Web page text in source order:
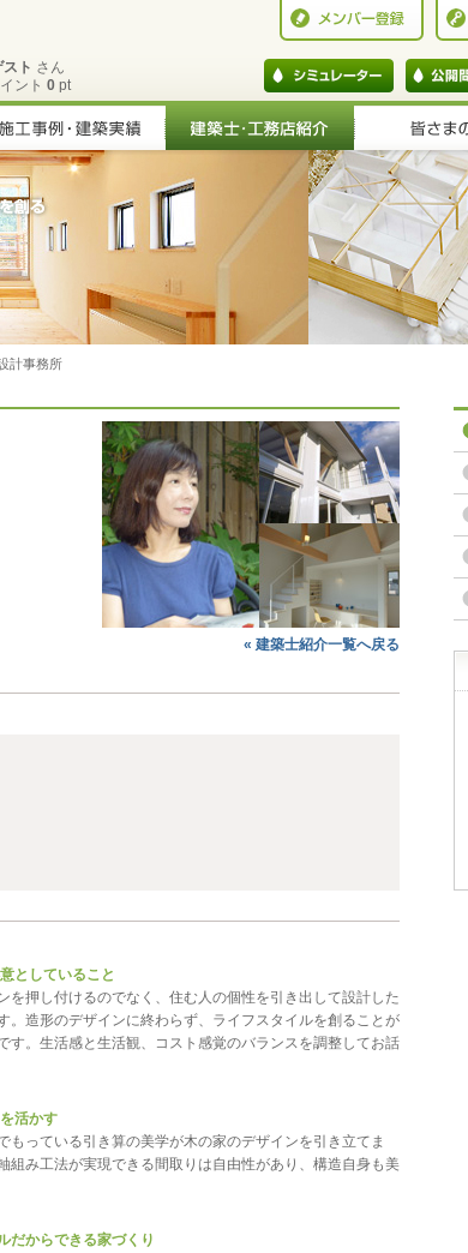
スト さん
ント 0 pt
計事務所
« 建築士紹介一覧へ戻る
としていること
を押し付けるのでなく、住む人の個性を引き出して設計した
。造形のデザインに終わらず、ライフスタイルを創ることが
す。生活感と生活観、コスト感覚のバランスを調整してお話
活かす
もっている引き算の美学が木の家のデザインを引き立てま
組み工法が実現できる間取りは自由性があり、構造自身も美
だからできる家づくり